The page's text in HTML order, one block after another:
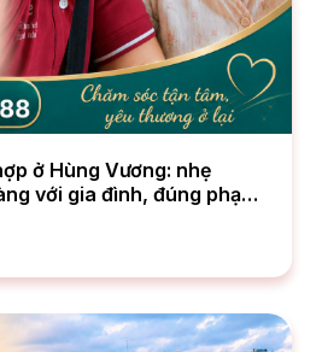
ở Hùng Vương: nhẹ
với gia đình, đúng phạm